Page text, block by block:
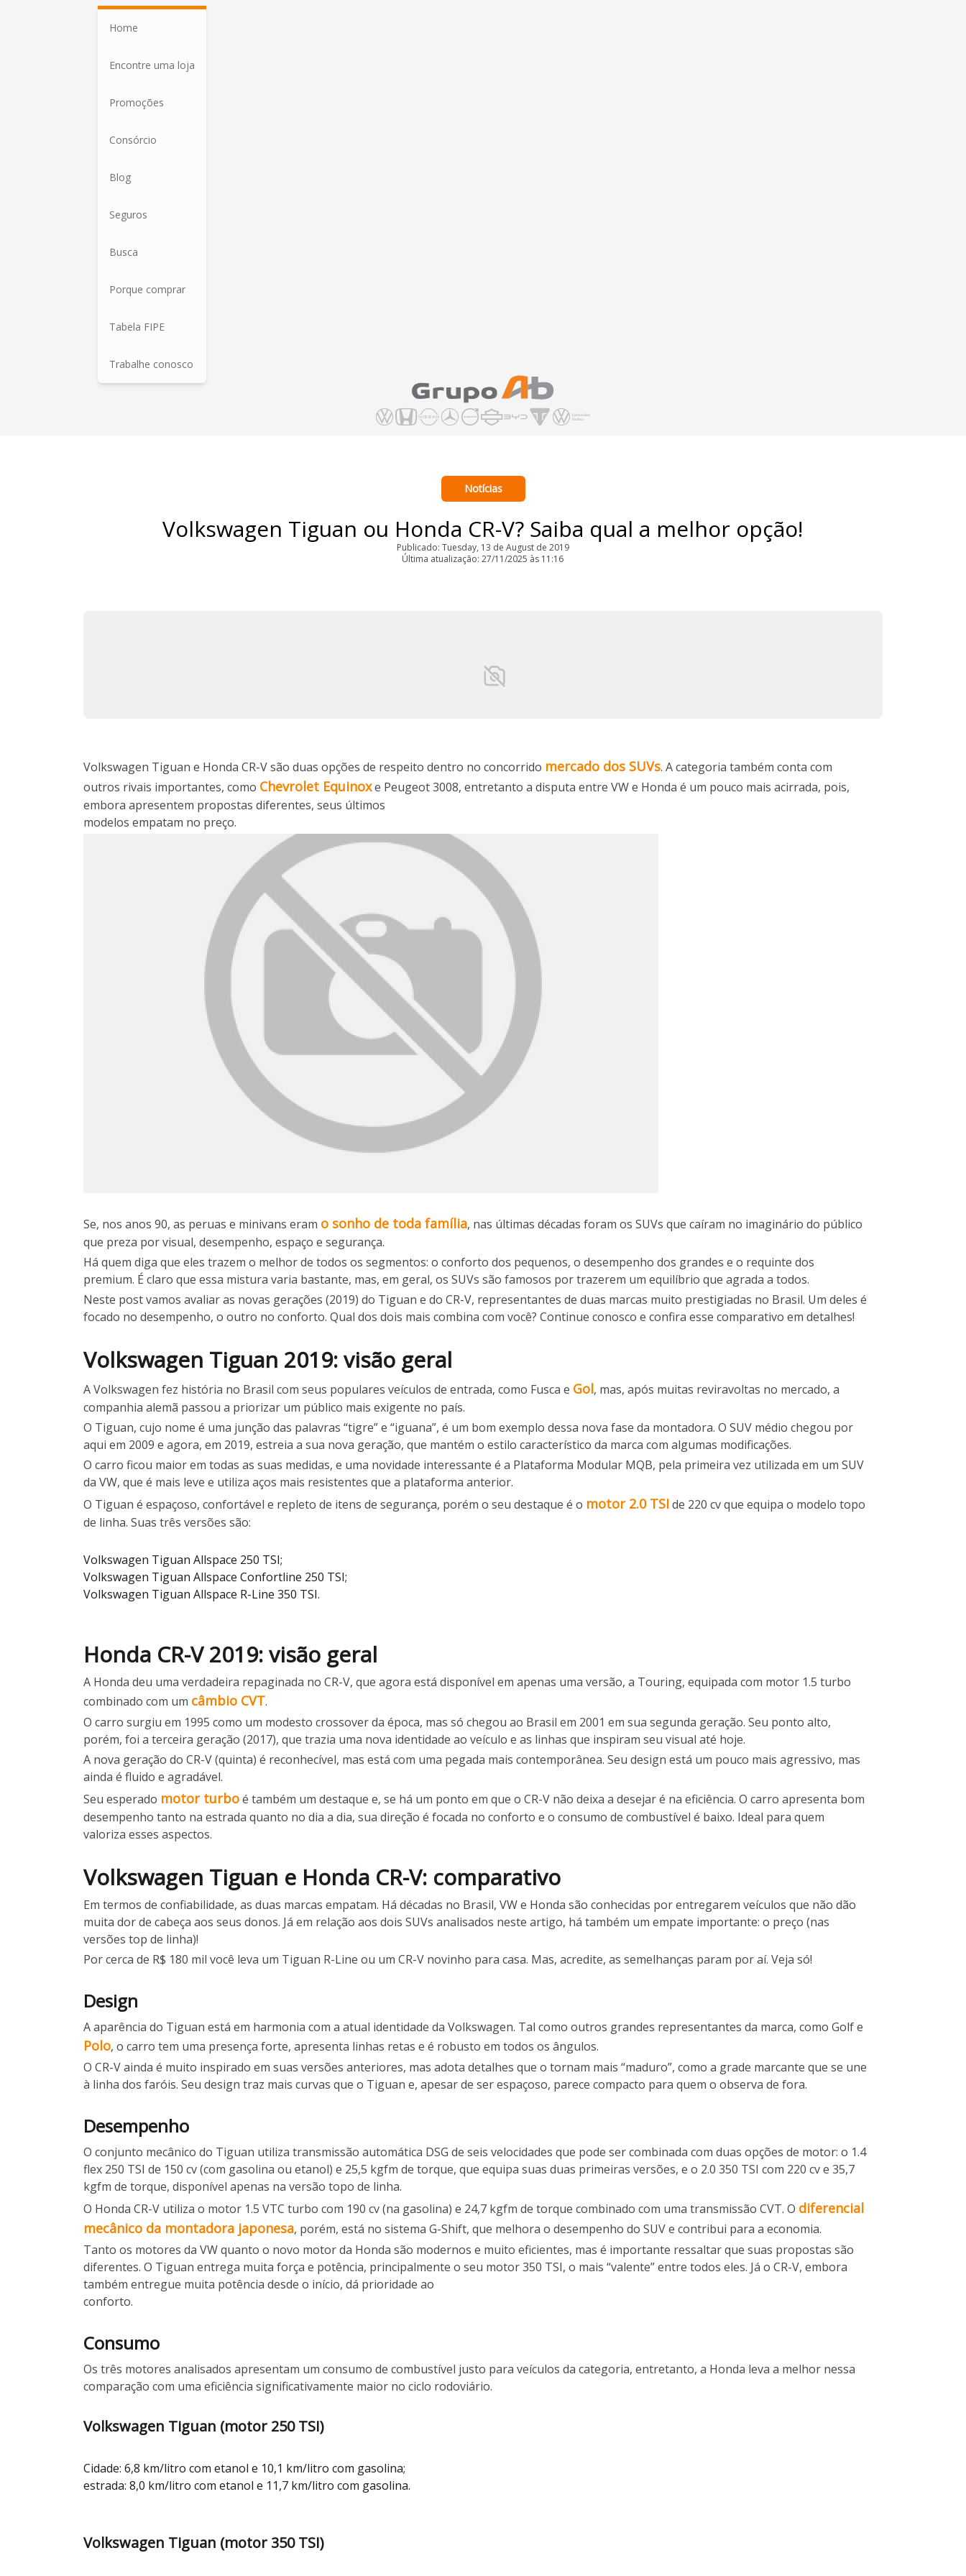
Home
Encontre uma loja
Promoções
Consórcio
Blog
Seguros
Busca
Porque comprar
Tabela FIPE
Trabalhe conosco
Notícias
Volkswagen Tiguan ou Honda CR-V? Saiba qual a melhor opção!
Publicado: Tuesday, 13 de August de 2019
Última atualização: 27/11/2025 às 11:16
Volkswagen Tiguan e Honda CR-V são duas opções de respeito dentro no concorrido mercado dos SUVs. A categoria também conta com
outros rivais importantes, como Chevrolet Equinoxe Peugeot 3008, entretanto a disputa entre VW e Honda é um pouco mais acirrada, pois,
embora apresentem propostas diferentes, seus últimos
modelos empatam no preço.
Se, nos anos 90, as peruas e minivans eram o sonho de toda família, nas últimas décadas foram os SUVs que caíram no imaginário do público
que preza por visual, desempenho, espaço e segurança.
Há quem diga que eles trazem o melhor de todos os segmentos: o conforto dos pequenos, o desempenho dos grandes e o requinte dos
premium. É claro que essa mistura varia bastante, mas, em geral, os SUVs são famosos por trazerem um equilíbrio que agrada a todos.
Neste post vamos avaliar as novas gerações (2019) do Tiguan e do CR-V, representantes de duas marcas muito prestigiadas no Brasil. Um deles é
focado no desempenho, o outro no conforto. Qual dos dois mais combina com você? Continue conosco e confira esse comparativo em detalhes!
Volkswagen Tiguan 2019: visão geral
A Volkswagen fez história no Brasil com seus populares veículos de entrada, como Fusca e Gol, mas, após muitas reviravoltas no mercado, a
companhia alemã passou a priorizar um público mais exigente no país.
O Tiguan, cujo nome é uma junção das palavras “tigre” e “iguana”, é um bom exemplo dessa nova fase da montadora. O SUV médio chegou por
aqui em 2009 e agora, em 2019, estreia a sua nova geração, que mantém o estilo característico da marca com algumas modificações.
O carro ficou maior em todas as suas medidas, e uma novidade interessante é a Plataforma Modular MQB, pela primeira vez utilizada em um SUV
da VW, que é mais leve e utiliza aços mais resistentes que a plataforma anterior.
O Tiguan é espaçoso, confortável e repleto de itens de segurança, porém o seu destaque é o motor 2.0 TSIde 220 cv que equipa o modelo topo
de linha. Suas três versões são:
Volkswagen Tiguan Allspace 250 TSI;
Volkswagen Tiguan Allspace Confortline 250 TSI;
Volkswagen Tiguan Allspace R-Line 350 TSI.
Honda CR-V 2019: visão geral
A Honda deu uma verdadeira repaginada no CR-V, que agora está disponível em apenas uma versão, a Touring, equipada com motor 1.5 turbo
combinado com um câmbio CVT.
O carro surgiu em 1995 como um modesto crossover da época, mas só chegou ao Brasil em 2001 em sua segunda geração. Seu ponto alto,
porém, foi a terceira geração (2017), que trazia uma nova identidade ao veículo e as linhas que inspiram seu visual até hoje.
A nova geração do CR-V (quinta) é reconhecível, mas está com uma pegada mais contemporânea. Seu design está um pouco mais agressivo, mas
ainda é fluido e agradável.
Seu esperado motor turboé também um destaque e, se há um ponto em que o CR-V não deixa a desejar é na eficiência. O carro apresenta bom
desempenho tanto na estrada quanto no dia a dia, sua direção é focada no conforto e o consumo de combustível é baixo. Ideal para quem
valoriza esses aspectos.
Volkswagen Tiguan e Honda CR-V: comparativo
Em termos de confiabilidade, as duas marcas empatam. Há décadas no Brasil, VW e Honda são conhecidas por entregarem veículos que não dão
muita dor de cabeça aos seus donos. Já em relação aos dois SUVs analisados neste artigo, há também um empate importante: o preço (nas
versões top de linha)!
Por cerca de R$ 180 mil você leva um Tiguan R-Line ou um CR-V novinho para casa. Mas, acredite, as semelhanças param por aí. Veja só!
Design
A aparência do Tiguan está em harmonia com a atual identidade da Volkswagen. Tal como outros grandes representantes da marca, como Golf e
Polo, o carro tem uma presença forte, apresenta linhas retas e é robusto em todos os ângulos.
O CR-V ainda é muito inspirado em suas versões anteriores, mas adota detalhes que o tornam mais “maduro”, como a grade marcante que se une
à linha dos faróis. Seu design traz mais curvas que o Tiguan e, apesar de ser espaçoso, parece compacto para quem o observa de fora.
Desempenho
O conjunto mecânico do Tiguan utiliza transmissão automática DSG de seis velocidades que pode ser combinada com duas opções de motor: o 1.4
flex 250 TSI de 150 cv (com gasolina ou etanol) e 25,5 kgfm de torque, que equipa suas duas primeiras versões, e o 2.0 350 TSI com 220 cv e 35,7
kgfm de torque, disponível apenas na versão topo de linha.
O Honda CR-V utiliza o motor 1.5 VTC turbo com 190 cv (na gasolina) e 24,7 kgfm de torque combinado com uma transmissão CVT. O diferencial
mecânico da montadora japonesa, porém, está no sistema G-Shift, que melhora o desempenho do SUV e contribui para a economia.
Tanto os motores da VW quanto o novo motor da Honda são modernos e muito eficientes, mas é importante ressaltar que suas propostas são
diferentes. O Tiguan entrega muita força e potência, principalmente o seu motor 350 TSI, o mais “valente” entre todos eles. Já o CR-V, embora
também entregue muita potência desde o início, dá prioridade ao
conforto.
Consumo
Os três motores analisados apresentam um consumo de combustível justo para veículos da categoria, entretanto, a Honda leva a melhor nessa
comparação com uma eficiência significativamente maior no ciclo rodoviário.
Volkswagen Tiguan (motor 250 TSI)
Cidade: 6,8 km/litro com etanol e 10,1 km/litro com gasolina;
estrada: 8,0 km/litro com etanol e 11,7 km/litro com gasolina.
Volkswagen Tiguan (motor 350 TSI)